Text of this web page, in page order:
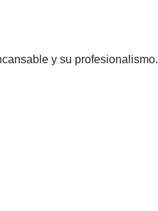
y su profesionalismo.